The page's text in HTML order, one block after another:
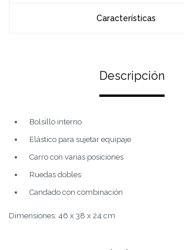
Características
Descripción
Bolsillo interno
Elástico para sujetar equipaje
Carro con varias posiciones
Ruedas dobles
Candado con combinación
Dimensiones: 46 x 38 x 24 cm